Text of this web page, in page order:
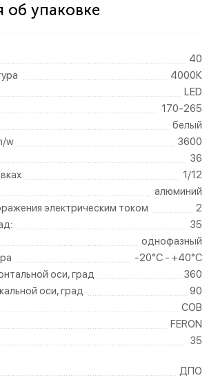
упаковке
40
4000К
LED
170-265
белый
w
3600
36
1/12
алюминий
электрическим током
2
35
однофазный
-20°C - +40°C
оси, град
360
оси, град
90
COB
FERON
35
ДПО